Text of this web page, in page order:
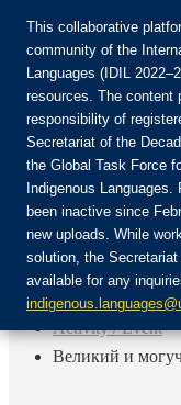
Join the Community:
Login
EN
FR
ES
RU
Home
Activity / Event
Великий и
This collaborative
community of the
Languages (IDIL
resources. The content
responsibility of
Secretariat of the
the Global Task Force
Indigenous
been inactive since
new uploads. While
solution, the
available for any